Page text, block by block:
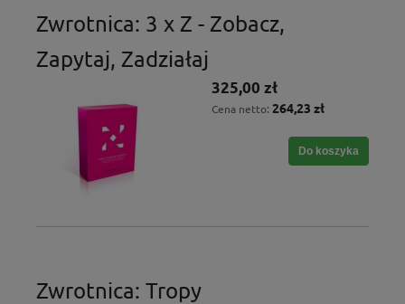
Zwrotnica: 3 x Z - Zobacz,
Zapytaj, Zadziałaj
325,00 zł
Cena netto: 264,23 zł
Do koszyka
Zwrotnica: Tropy